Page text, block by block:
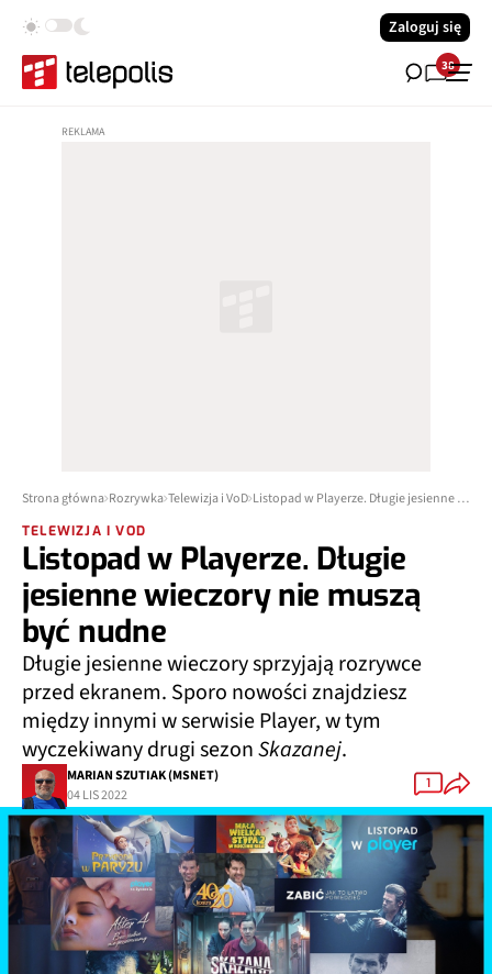
Zaloguj się
38
Strona główna Rozrywka Telewizja i VoD Listopad w Playerze. Długie jesienne wieczory nie muszą być nudne
TELEWIZJA I VOD
Listopad w Playerze. Długie
jesienne wieczory nie muszą
być nudne
Długie jesienne wieczory sprzyjają rozrywce
przed ekranem. Sporo nowości znajdziesz
między innymi w serwisie Player, w tym
wyczekiwany drugi sezonSkazanej.
MARIAN SZUTIAK (MSNET)
04 LIS 2022
1